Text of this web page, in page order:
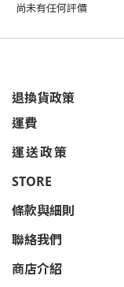
尚未有任何評價
退換貨政策
運費
運送政策
STORE
條款與細則
聯絡我們
商店介紹